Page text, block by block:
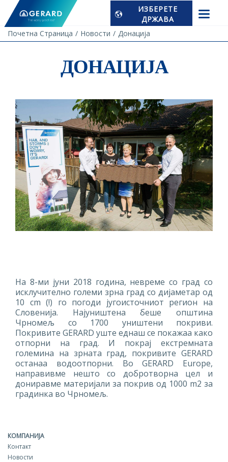
ИЗБЕРЕТЕ
ДРЖАВА
Почетна Страница
Новости Донација
ДОНАЦИЈА
На 8-ми јуни 2018 година, невреме со град со
исклучително големи зрна град со дијаметар од
10 cm (!) го погоди југоисточниот регион на
Словенија. Најуништена беше општина
Чрномељ со 1700 уништени покриви.
Покривите GERARD уште еднаш се покажаа како
отпорни на град. И покрај екстремната
големина на зрната град, покривите GERARD
останаа водоотпорни. Во GERARD Europe,
направивме нешто со добрoтворна цел и
дониравме материјали за покрив од 1000 m2 за
градинка во Чрномељ.
КОМПАНИЈА
Контакт
Новости